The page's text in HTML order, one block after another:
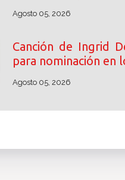
Agosto 05, 2026
Canción de Ingrid
para nominación en
Agosto 05, 2026